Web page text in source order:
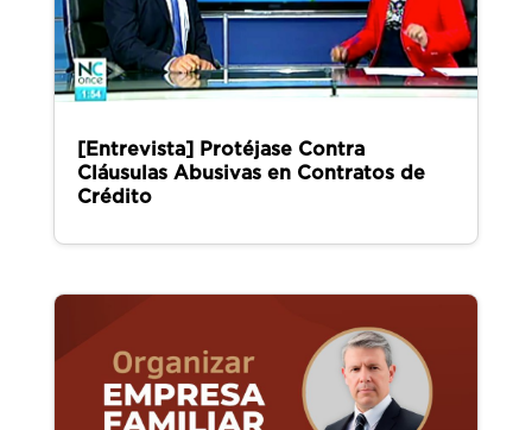
[Entrevista] Protéjase Contra
Cláusulas Abusivas en Contratos de
Crédito